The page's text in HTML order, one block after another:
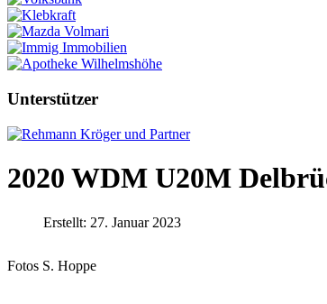
Unterstützer
2020 WDM U20M
Erstellt: 27. Januar 2023
Fotos S. Hoppe